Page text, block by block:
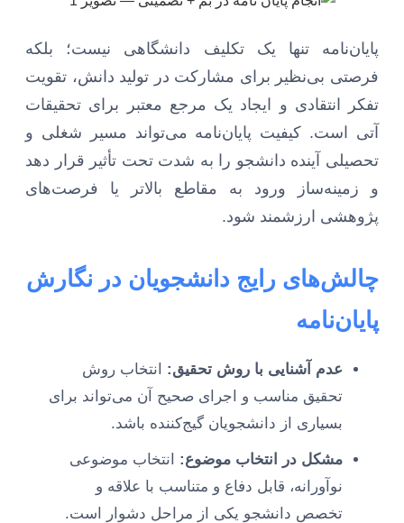
پایان‌نامه تنها یک تکلیف دانشگاهی نیست؛ بلکه
فرصتی بی‌نظیر برای مشارکت در تولید دانش، تقویت
تفکر انتقادی و ایجاد یک مرجع معتبر برای تحقیقات
آتی است. کیفیت پایان‌نامه می‌تواند مسیر شغلی و
تحصیلی آینده دانشجو را به شدت تحت تأثیر قرار دهد
و زمینه‌ساز ورود به مقاطع بالاتر یا فرصت‌های
پژوهشی ارزشمند شود.
چالش‌های رایج دانشجویان در نگارش
پایان‌نامه
عدم آشنایی با روش تحقیق: انتخاب روش
تحقیق مناسب و اجرای صحیح آن می‌تواند برای
بسیاری از دانشجویان گیج‌کننده باشد.
مشکل در انتخاب موضوع: انتخاب موضوعی
نوآورانه، قابل دفاع و متناسب با علاقه و
تخصص دانشجو یکی از مراحل دشوار است.